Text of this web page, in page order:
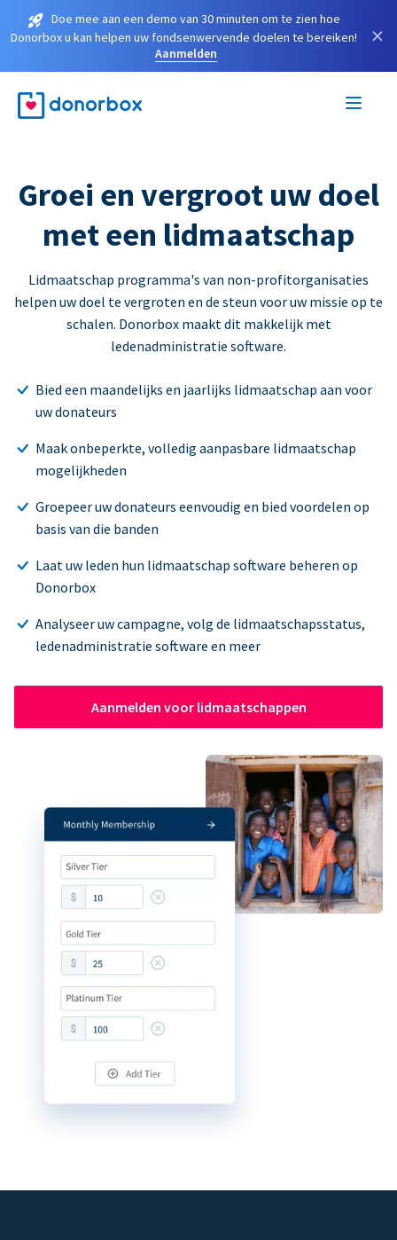
Doe mee aan een demo van 30 minuten om te zien hoe
Donorbox u kan helpen uw fondsenwervende doelen te bereiken!
Aanmelden
×
Groei en vergroot uw doel
met een lidmaatschap
Lidmaatschap programma's van non-profitorganisaties
helpen uw doel te vergroten en de steun voor uw missie op te
schalen. Donorbox maakt dit makkelijk met
ledenadministratie software.
Bied een maandelijks en jaarlijks lidmaatschap aan voor
uw donateurs
Maak onbeperkte, volledig aanpasbare lidmaatschap
mogelijkheden
Groepeer uw donateurs eenvoudig en bied voordelen op
basis van die banden
Laat uw leden hun lidmaatschap software beheren op
Donorbox
Analyseer uw campagne, volg de lidmaatschapsstatus,
ledenadministratie software en meer
Aanmelden voor lidmaatschappen